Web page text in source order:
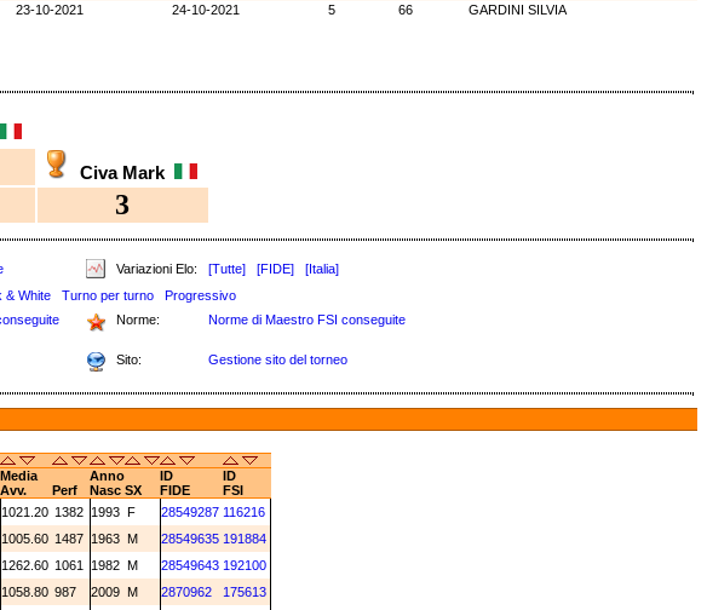
23-10-2021 24-10-2021 5 66
GARDINI SILVIA
Civa Mark
3
Variazioni Elo: [Tutte] [FIDE]
[Italia]
& White Turno per turno
Progressivo
Norme: Norme di Maestro FSI conseguite
Sito: Gestione sito del torneo
Media Anno ID
ID
Avv. Perf Nasc SX FIDE
FSI
1021.20 1382 1993 F 28549287 116216
1005.60 1487 1963 M 28549635 191884
1262.60 1061 1982 M 28549643 192100
1058.80 987 2009 M 2870962
175613